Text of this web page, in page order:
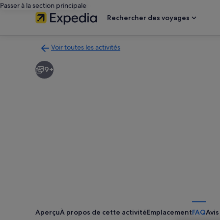
Passer à la section principale
Rechercher des voyages
Voir toutes les activités
à
la
9+
AperçuÀ propos de cette activitéEmplacementFAQAvis